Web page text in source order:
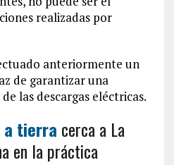
realizadas por
anteriormente un
de garantizar una
las descargas eléctricas.
a tierra cerca a La
en la práctica